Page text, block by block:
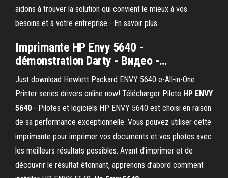
aidons à trouver la solution qui convient le mieux à vos
besoins et à votre entreprise - En savoir plus
Imprimante HP Envy 5640 -
démonstration Darty - Видео -…
Just download Hewlett Packard ENVY 5640 e-All-in-One
Printer series drivers online now! Télécharger Pilote HP ENVY
5640 - Pilotes et logiciels HP ENVY 5640 est choisi en raison
de sa performance exceptionnelle. Vous pouvez utiliser cette
imprimante pour imprimer vos documents et vos photos avec
les meilleurs résultats possibles. Avant d’imprimer et de
découvrir le résultat étonnant, apprenons d’abord comment